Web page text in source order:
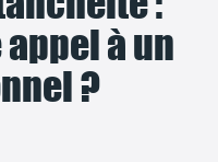
à un
?